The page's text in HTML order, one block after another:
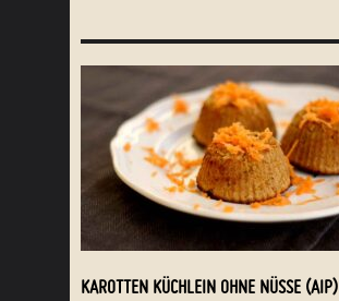
KAROTTEN KÜCHLEIN OHNE NÜSSE (AIP)